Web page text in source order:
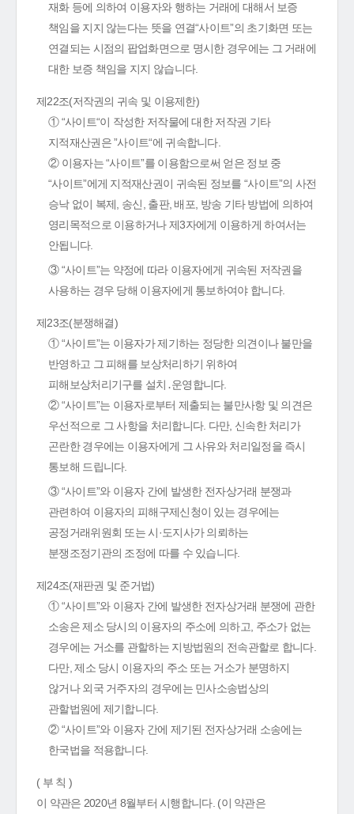
재화 등에 의하여 이용자와 행하는 거래에 대해서 보증
책임을 지지 않는다는 뜻을 연결“사이트”의 초기화면 또는
연결되는 시점의 팝업화면으로 명시한 경우에는 그 거래에
대한 보증 책임을 지지 않습니다.
제22조(저작권의 귀속 및 이용제한)
① “사이트“이 작성한 저작물에 대한 저작권 기타
지적재산권은 ”사이트“에 귀속합니다.
② 이용자는 “사이트”를 이용함으로써 얻은 정보 중
“사이트”에게 지적재산권이 귀속된 정보를 “사이트”의 사전
승낙 없이 복제, 송신, 출판, 배포, 방송 기타 방법에 의하여
영리목적으로 이용하거나 제3자에게 이용하게 하여서는
안됩니다.
③ “사이트”는 약정에 따라 이용자에게 귀속된 저작권을
사용하는 경우 당해 이용자에게 통보하여야 합니다.
제23조(분쟁해결)
① “사이트”는 이용자가 제기하는 정당한 의견이나 불만을
반영하고 그 피해를 보상처리하기 위하여
피해보상처리기구를 설치․운영합니다.
② “사이트”는 이용자로부터 제출되는 불만사항 및 의견은
우선적으로 그 사항을 처리합니다. 다만, 신속한 처리가
곤란한 경우에는 이용자에게 그 사유와 처리일정을 즉시
통보해 드립니다.
③ “사이트”와 이용자 간에 발생한 전자상거래 분쟁과
관련하여 이용자의 피해구제신청이 있는 경우에는
공정거래위원회 또는 시·도지사가 의뢰하는
분쟁조정기관의 조정에 따를 수 있습니다.
제24조(재판권 및 준거법)
① “사이트”와 이용자 간에 발생한 전자상거래 분쟁에 관한
소송은 제소 당시의 이용자의 주소에 의하고, 주소가 없는
경우에는 거소를 관할하는 지방법원의 전속관할로 합니다.
다만, 제소 당시 이용자의 주소 또는 거소가 분명하지
않거나 외국 거주자의 경우에는 민사소송법상의
관할법원에 제기합니다.
② “사이트”와 이용자 간에 제기된 전자상거래 소송에는
한국법을 적용합니다.
( 부 칙 )
이 약관은 2020년 8월부터 시행합니다. (이 약관은